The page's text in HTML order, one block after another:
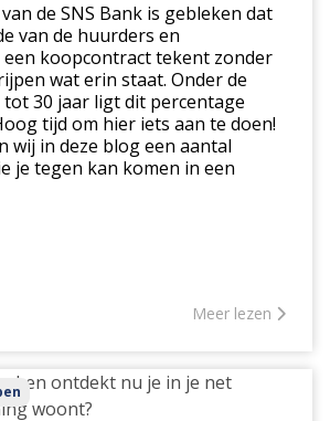
de SNS Bank is gebleken dat
van de huurders en
koopcontract tekent zonder
wat erin staat. Onder de
30 jaar ligt dit percentage
tijd om hier iets aan te doen!
wij in deze blog een aantal
je tegen kan komen in een
Meer lezen